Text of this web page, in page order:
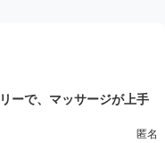
ーで、マッサージが上手
匿名